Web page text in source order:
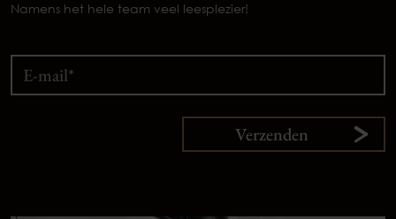
Namens het hele team veel leesplezier!
Verzenden